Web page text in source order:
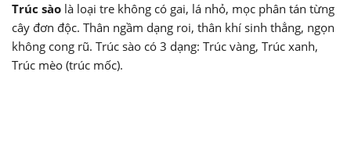
Trúc sào là loại tre không có gai, lá nhỏ, mọc phân tán từng
cây đơn độc. Thân ngầm dạng roi, thân khí sinh thẳng, ngọn
không cong rũ. Trúc sào có 3 dạng: Trúc vàng, Trúc xanh,
Trúc mèo (trúc mốc).